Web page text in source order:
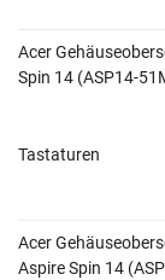
Acer
Spin 14 (ASP14-
Tastaturen
Acer
Aspire Spin 14